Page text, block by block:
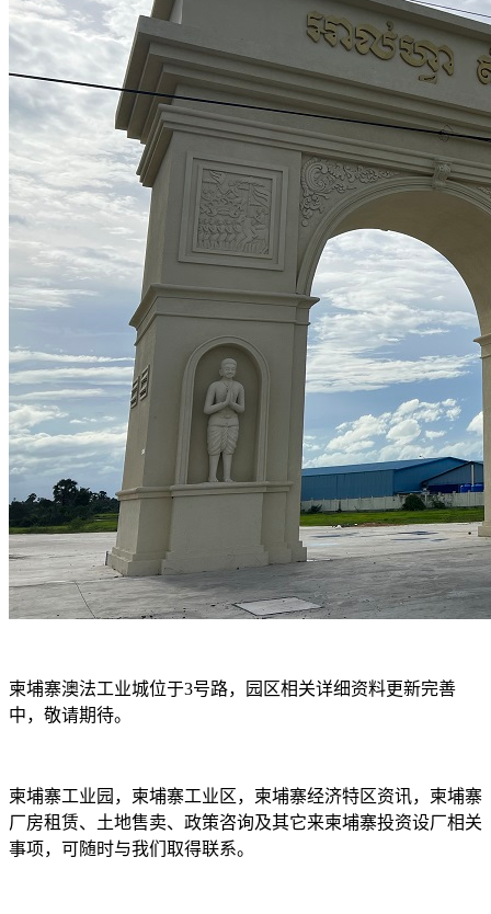
柬埔寨澳法工业城位于3号路，园区相关详细资料更新完善
中，敬请期待。
柬埔寨工业园，柬埔寨工业区，柬埔寨经济特区资讯，柬埔寨
厂房租赁、土地售卖、政策咨询及其它来柬埔寨投资设厂相关
事项，可随时与我们取得联系。